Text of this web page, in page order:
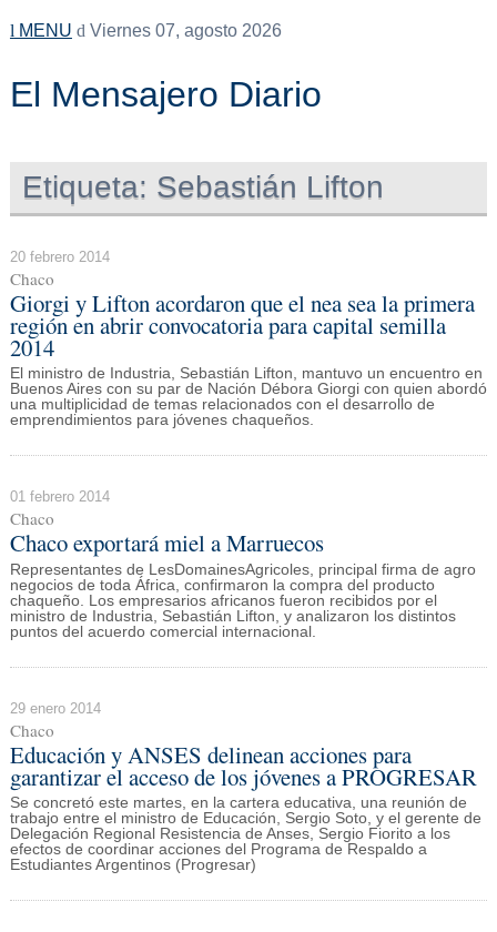
MENU Viernes 07, agosto 2026
El Mensajero Diario
Etiqueta: Sebastián Lifton
20 febrero 2014
Chaco
Giorgi y Lifton acordaron que el nea sea la primera
región en abrir convocatoria para capital semilla
2014
El ministro de Industria, Sebastián Lifton, mantuvo un encuentro en
Buenos Aires con su par de Nación Débora Giorgi con quien abordó
una multiplicidad de temas relacionados con el desarrollo de
emprendimientos para jóvenes chaqueños.
01 febrero 2014
Chaco
Chaco exportará miel a Marruecos
Representantes de LesDomainesAgricoles, principal firma de agro
negocios de toda África, confirmaron la compra del producto
chaqueño. Los empresarios africanos fueron recibidos por el
ministro de Industria, Sebastián Lifton, y analizaron los distintos
puntos del acuerdo comercial internacional.
29 enero 2014
Chaco
Educación y ANSES delinean acciones para
garantizar el acceso de los jóvenes a PROGRESAR
Se concretó este martes, en la cartera educativa, una reunión de
trabajo entre el ministro de Educación, Sergio Soto, y el gerente de
Delegación Regional Resistencia de Anses, Sergio Fiorito a los
efectos de coordinar acciones del Programa de Respaldo a
Estudiantes Argentinos (Progresar)